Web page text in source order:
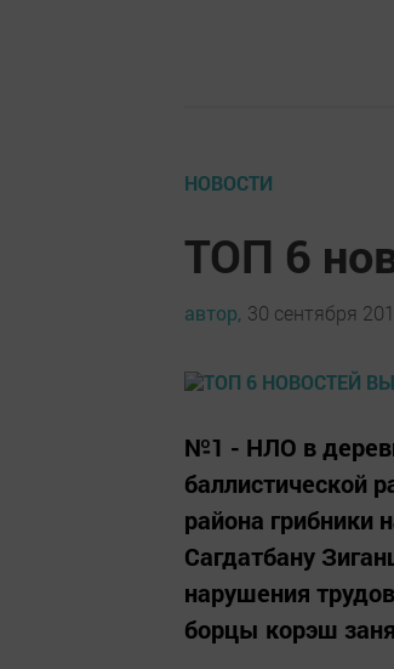
НОВОСТИ
ТОП 6
автор, 30 сентября
№1 - НЛО в
баллистической
района
Сагдатбану
нарушения
борцы корэш